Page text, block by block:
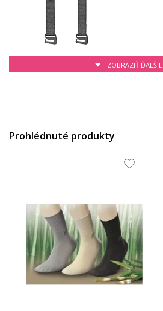
19.04 EUR
ZOBRAZIŤ ĎALŠIE
Prohlédnuté produkty